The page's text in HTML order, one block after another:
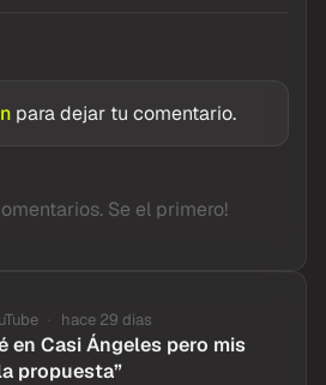
para dejar tu comentario.
Se el primero!
hace 29 dias
en Casi Ángeles pero mis
propuesta”